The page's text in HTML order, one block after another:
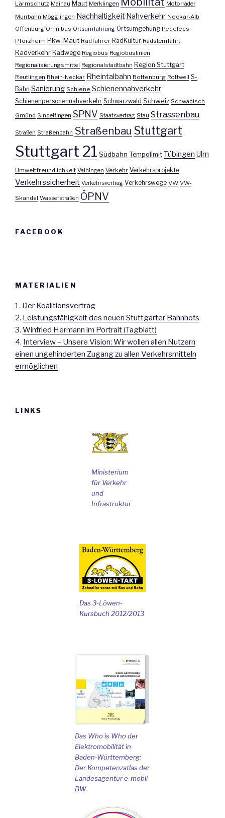
Lärmschutz Mainau Maut Merklingen
Motorräder
Murrbahn Mögglingen Nachhaltigkeit Nahverkehr Neckar-Alb
Offenburg Omnibus Ortsumfahrung Ortsumgehung Pedelecs
Pforzheim Pkw-Maut Radfahrer RadKultur Radsternfahrt
Radverkehr Radwege Regiobus Regiobuslinien
Regionalisierungsmittel Regionalstadtbahn Region Stuttgart
Reutlingen Rhein-Neckar Rheintalbahn Rottenburg Rottweil S-
Bahn Sanierung Schiene Schienennahverkehr
Schienenpersonennahverkehr Schwarzwald Schweiz Schwäbisch
Gmünd Sindelfingen SPNV Staatsvertrag Stau Strassenbau
Straßen Straßenbahn Straßenbau Stuttgart
Stuttgart 21 Südbahn Tempolimit Tübingen Ulm
Umweltfreundlichkeit Vaihingen Verkehr Verkehrsprojekte
Verkehrssicherheit Verkehrsvertrag Verkehrswege VW VW-
Skandal Wasserstraßen ÖPNV
FACEBOOK
MATERIALIEN
1. Der Koalitionsvertrag
2. Leistungsfähigkeit des neuen Stuttgarter Bahnhofs
3. Winfried Hermann im Portrait (Tagblatt)
4. Interview – Unsere Vision: Wir wollen allen Nutzern
einen ungehinderten Zugang zu allen Verkehrsmitteln
ermöglichen
LINKS
Ministerium
für Verkehr
und
Infrastruktur
Das 3-Löwen-
Kursbuch 2012/2013
Das Who is Who der
Elektromobilität in
Baden-Württemberg:
Der Kompetenzatlas der
Landesagentur e-mobil
BW.